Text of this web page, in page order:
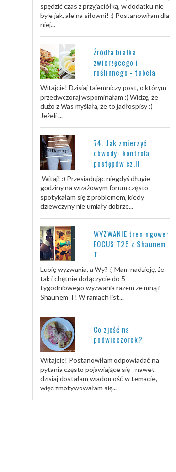
spędzić czas z przyjaciółką, w dodatku nie
byle jak, ale na siłowni! :) Postanowiłam dla
niej...
Źródła białka
zwierzęcego i
roślinnego - tabela
Witajcie! Dzisiaj tajemniczy post, o którym
przedwczoraj wspominałam :) Widzę, że
dużo z Was myślała, że to jadłospisy :)
Jeżeli ...
74. Jak zmierzyć
obwody- kontrola
postępów cz.II
Witaj! :) Przesiadując niegdyś długie
godziny na wizażowym forum często
spotykałam się z problemem, kiedy
dziewczyny nie umiały dobrze...
WYZWANIE treningowe:
FOCUS T25 z Shaunem
T
Lubię wyzwania, a Wy? :) Mam nadzieję, że
tak i chętnie dołączycie do 5
tygodniowego wyzwania razem ze mną i
Shaunem T! W ramach list...
Co zjeść na
podwieczorek?
Witajcie! Postanowiłam odpowiadać na
pytania często pojawiające się - nawet
dzisiaj dostałam wiadomość w temacie,
więc zmotywowałam się...